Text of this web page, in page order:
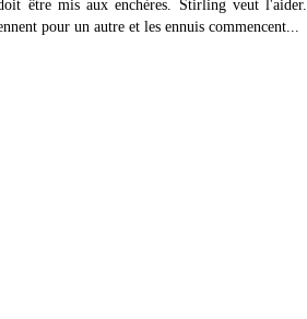
être mis aux enchères. Stirling veut l'aider.
pour un autre et les ennuis commencent...